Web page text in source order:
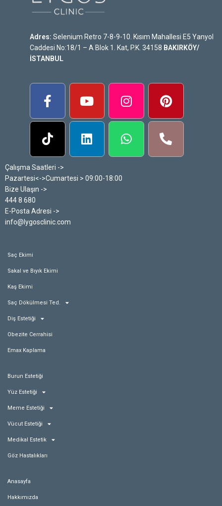
Adres: Selenium Retro 7-8-9-10. Kısım Mahallesi E5 Yanyol
Caddesi No:18/1 – A Blok 1. Kat, P.K. 34158 BAKIRKÖY/
İSTANBUL
Çalışma Saatleri ->
Pazartesi<->Cumartesi > 09:00-18:00
Bize Ulaşın ->
444 8 680
E-Posta Adresi ->
info@lygosclinic.com
Saç Ekimi
Sakal ve Bıyık Ekimi
Kaş Ekimi
Saç Dökülmesi Ted.
Diş Estetiği
Obezite Cerrahisi
Emax Kaplama
Burun Estetiği
Yüz Estetiği
Meme Estetiği
Vücut Estetiği
Medikal Estetik
Göz Hastalıkları
Anasayfa
Hakkımızda